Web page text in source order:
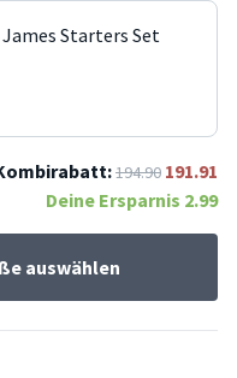
Starters Set
194.90 191.91
Deine Ersparnis 2.99
auswählen